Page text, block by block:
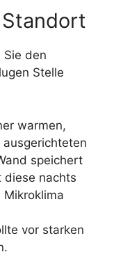
Sie den
Stelle
warmen,
ausgerichteten
speichert
diese nachts
vor starken